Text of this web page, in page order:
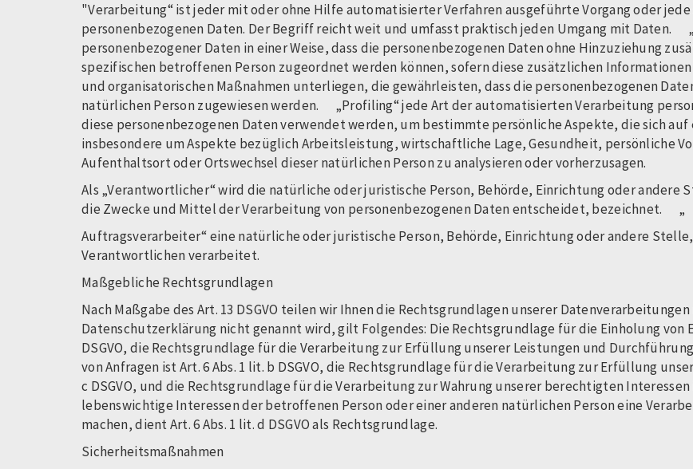
"Verarbeitung“ ist jeder mit oder ohne Hilfe automatisierter Verfahren ausgeführte Vorgang oder
personenbezogenen Daten. Der Begriff reicht weit und umfasst praktisch jeden Umgang mit Daten.
personenbezogener Daten in einer Weise, dass die personenbezogenen Daten ohne Hinzuziehung
spezifischen betroffenen Person zugeordnet werden können, sofern diese zusätzlichen
und organisatorischen Maßnahmen unterliegen, die gewährleisten, dass die personenbezogenen
natürlichen Person zugewiesen werden. „Profiling“ jede Art der automatisierten Verarbeitung
diese personenbezogenen Daten verwendet werden, um bestimmte persönliche Aspekte, die sich
insbesondere um Aspekte bezüglich Arbeitsleistung, wirtschaftliche Lage, Gesundheit, persönliche
Aufenthaltsort oder Ortswechsel dieser natürlichen Person zu analysieren oder vorherzusagen.
Als „Verantwortlicher“ wird die natürliche oder juristische Person, Behörde, Einrichtung oder andere
die Zwecke und Mittel der Verarbeitung von personenbezogenen Daten entscheidet, bezeichnet. „
Auftragsverarbeiter“ eine natürliche oder juristische Person, Behörde, Einrichtung oder andere
Verantwortlichen verarbeitet.
Maßgebliche Rechtsgrundlagen
Nach Maßgabe des Art. 13 DSGVO teilen wir Ihnen die Rechtsgrundlagen unserer
Datenschutzerklärung nicht genannt wird, gilt Folgendes: Die Rechtsgrundlage für die Einholung von
DSGVO, die Rechtsgrundlage für die Verarbeitung zur Erfüllung unserer Leistungen und
von Anfragen ist Art. 6 Abs. 1 lit. b DSGVO, die Rechtsgrundlage für die Verarbeitung zur Erfüllung
c DSGVO, und die Rechtsgrundlage für die Verarbeitung zur Wahrung unserer berechtigten Interessen
lebenswichtige Interessen der betroffenen Person oder einer anderen natürlichen Person eine
machen, dient Art. 6 Abs. 1 lit. d DSGVO als Rechtsgrundlage.
Sicherheitsmaßnahmen